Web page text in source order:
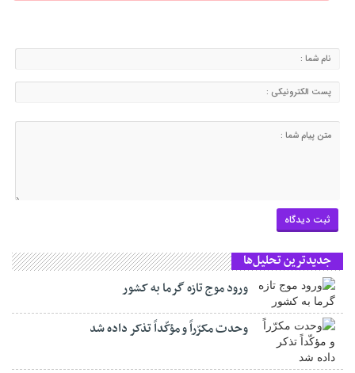
جدیدترین تحلیل‌ها
ورود موج تازه گرما به کشور
وحدت مکرّراً و مؤکّداً تذکر داده شد